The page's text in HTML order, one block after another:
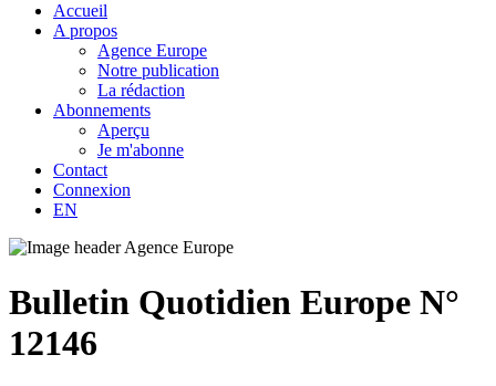
Accueil
A propos
Agence Europe
Notre publication
La rédaction
Abonnements
Aperçu
Je m'abonne
Contact
Connexion
EN
Bulletin Quotidien Europe N°
12146